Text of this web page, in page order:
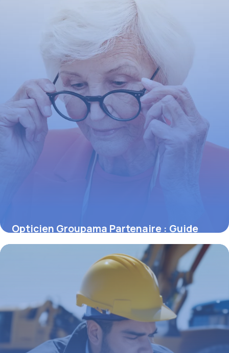
Opticien Groupama Partenaire : Guide
2026